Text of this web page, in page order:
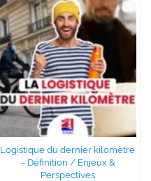
Logistique du dernier kilomètre
– Définition / Enjeux &
Perspectives